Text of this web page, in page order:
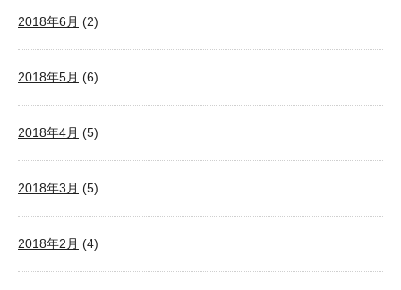
2018年6月 (2)
2018年5月 (6)
2018年4月 (5)
2018年3月 (5)
2018年2月 (4)